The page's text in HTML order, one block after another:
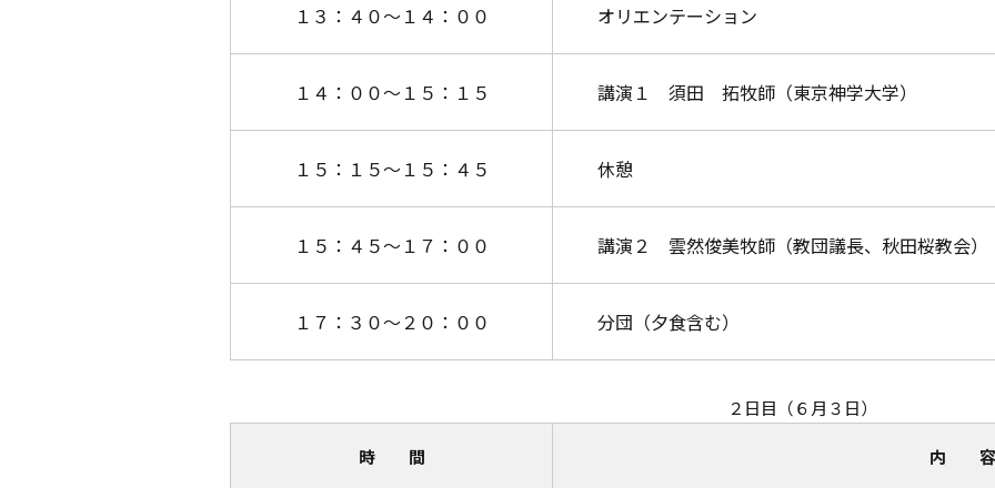
１３：４０～１４：００ オリエンテーション
１４：００～１５：１５ 講演１ 須田 拓牧師（東京神学大学）
１５：１５～１５：４５ 休憩
１５：４５～１７：００ 講演２ 雲然俊美牧師（教団議長、秋田桜教会）
１７：３０～２０：００ 分団（夕食含む）
２日目（６月３日）
時 間 内 容